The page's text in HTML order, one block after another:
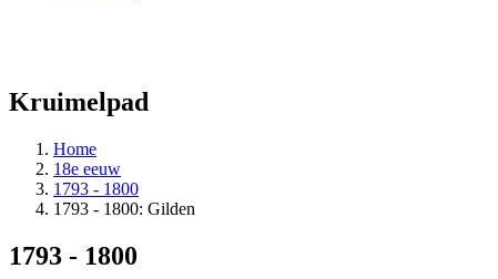
Kruimelpad
Home
18e eeuw
1793 - 1800
1793 - 1800: Gilden
1793 - 1800